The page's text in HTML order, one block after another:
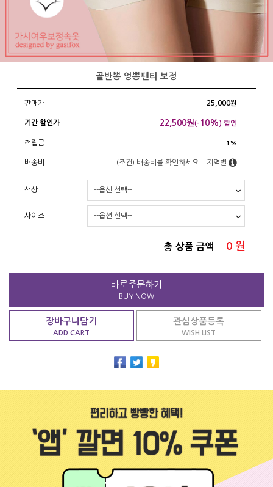
골반뽕 엉뽕팬티 보정
판매가 25,000원
기간 할인가 22,500원(- 10%) 할인
적립금 1%
배송비 (조건) 배송비를 확인하세요 지역별
색상
사이즈
총 상품 금액 0 원
바로주문하기
BUY NOW
장바구니담기
ADD CART
관심상품등록
WISH LIST